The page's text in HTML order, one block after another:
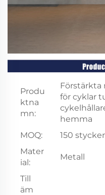
Produ
ktna
mn:
Förstärkta
för cyklar
hemma
MOQ:
150
Mater
ial:
Metall
Till
äm